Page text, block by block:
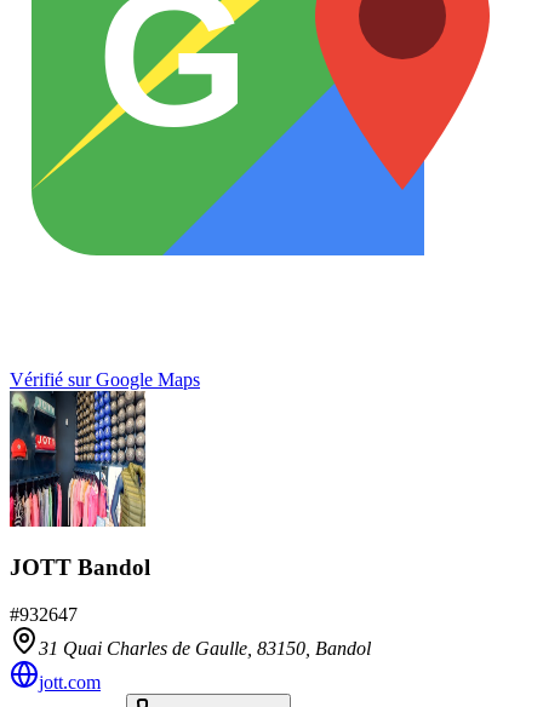
G
Vérifié sur Google Maps
JOTT Bandol
#932647
31 Quai Charles de Gaulle, 83150 Bandol
jott.com